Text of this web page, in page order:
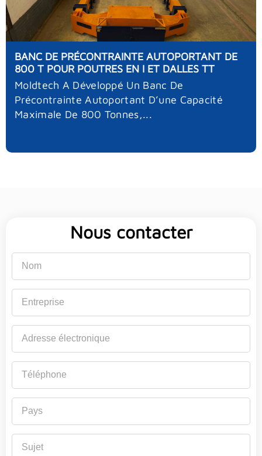
BANC DE PRÉCONTRAINTE AUTOPORTANT DE
800 T POUR POUTRES EN I ET DALLES TT
Moldtech A Développé Un Banc De
Précontrainte Autoportant D’une Capacité
Maximale De 800 Tonnes,...
Nous contacter
électronique